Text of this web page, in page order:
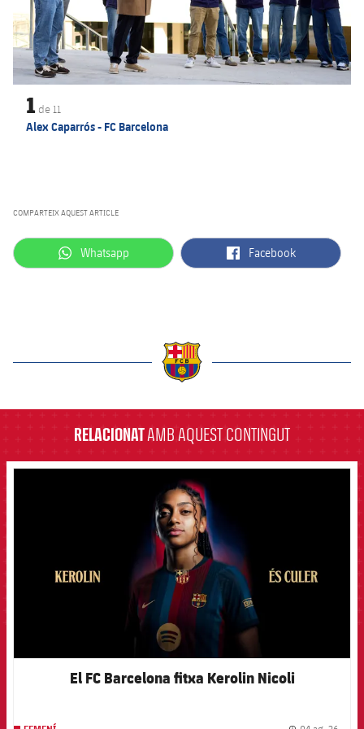
1 de 11
Alex Caparrós - FC Barcelona
COMPARTEIX AQUEST ARTICLE
label.aria.whatsapp
Whatsapp label.aria.facebook
Facebook
RELACIONATAMB AQUEST CONTINGUT
El FC Barcelona fitxa Kerolin Nicoli